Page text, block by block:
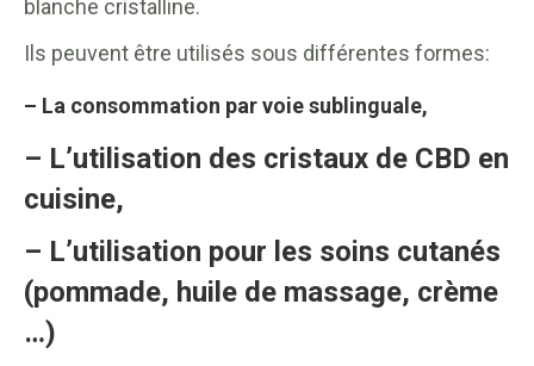
blanche cristalline.
Ils peuvent être utilisés sous différentes formes:
– La consommation par voie sublinguale,
– L’utilisation des cristaux de CBD en
cuisine,
– L’utilisation pour les soins cutanés
(pommade, huile de massage, crème
…)